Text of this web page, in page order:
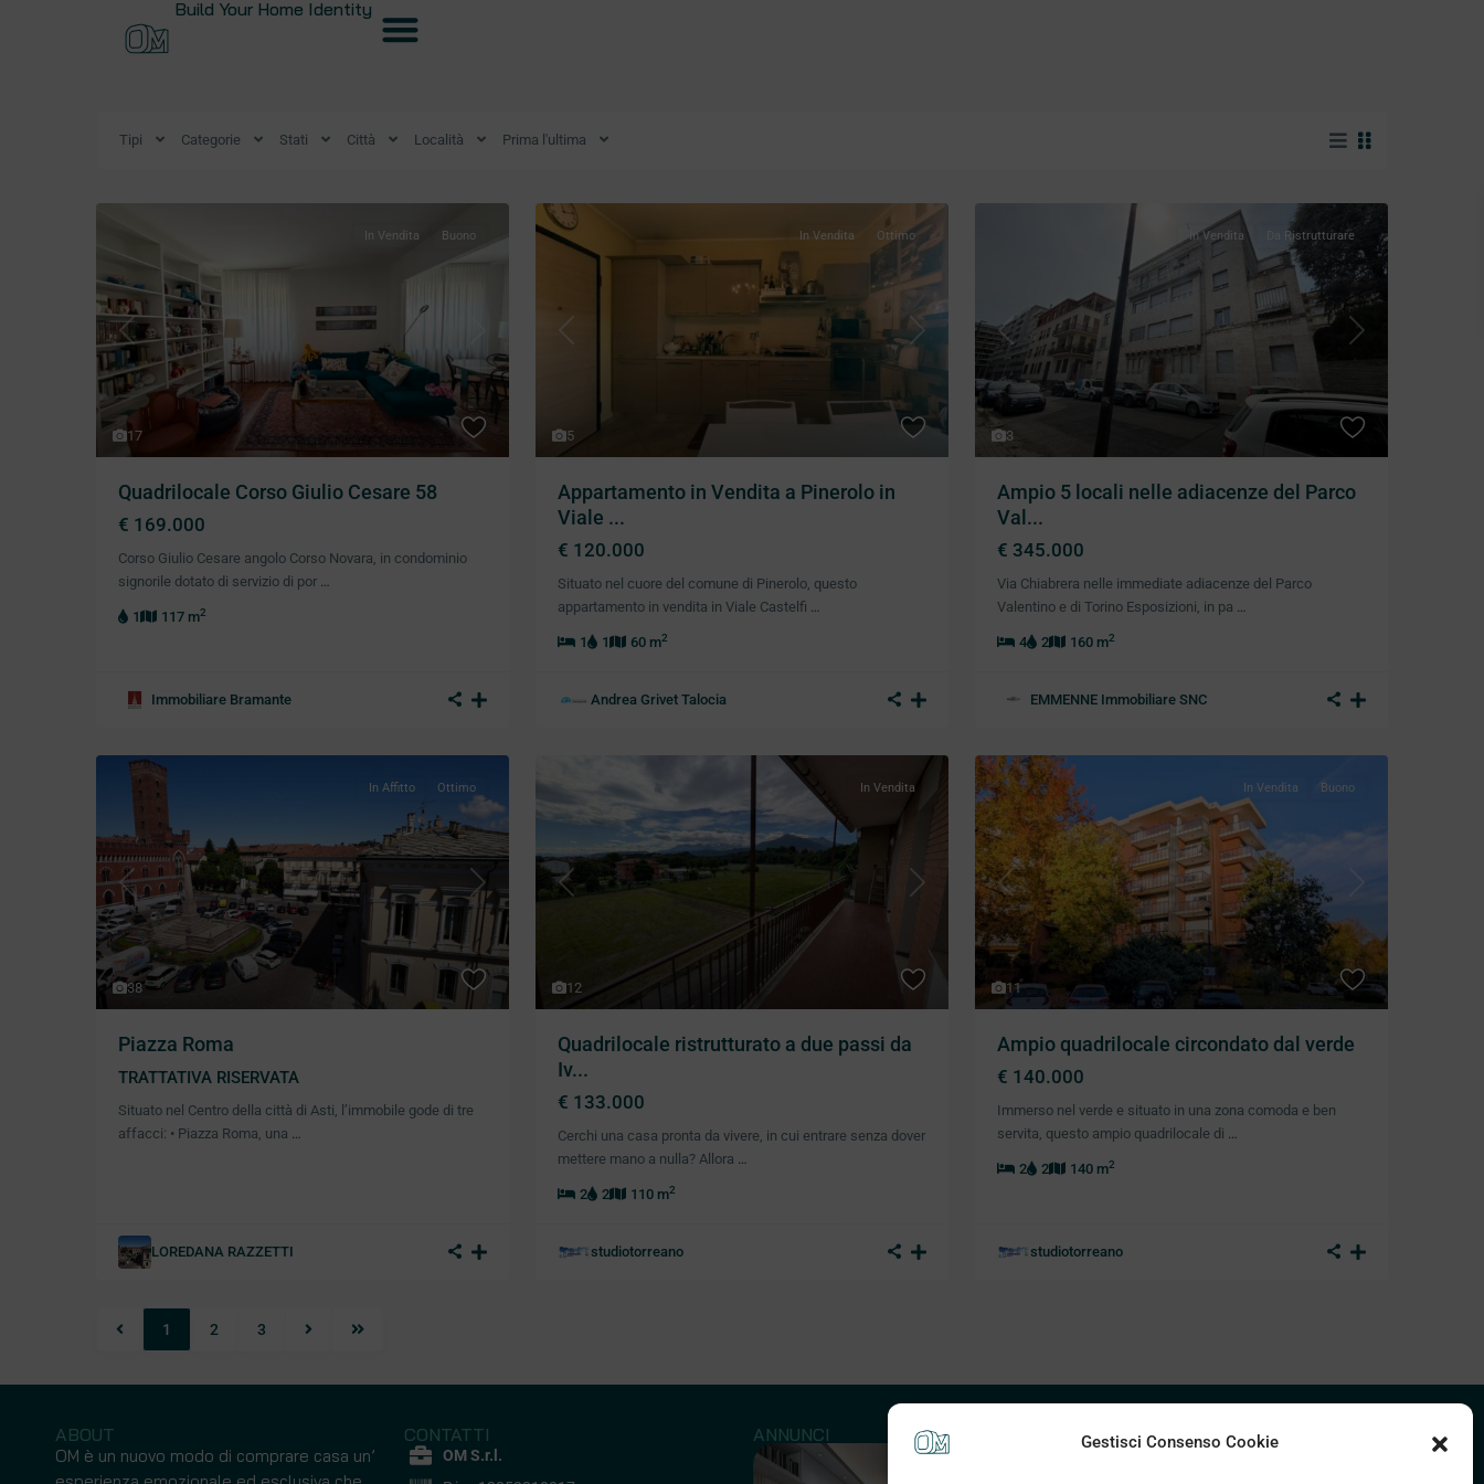
Gestisci Consenso Cookie
Build Your Home Identity
Tipi Categorie Stati Città Località Prima l'ultima
17
Previous
In Vendita Buono
Quadrilocale Corso Giulio Cesare 58
€ 169.000
Corso Giulio Cesare angolo Corso Novara, in condominio
signorile dotato di servizio di por …
1 117 m2
Immobiliare Bramante
5
Previous Next
In Vendita Ottimo
Appartamento in Vendita a Pinerolo in
Viale ...
€ 120.000
Situato nel cuore del comune di Pinerolo, questo
appartamento in vendita in Viale Castelfi …
1 1 60 m2
Andrea Grivet Talocia
3
Previous Next
In Vendita Da Ristrutturare
Ampio 5 locali nelle adiacenze del Parco
Val...
€ 345.000
Via Chiabrera nelle immediate adiacenze del Parco
Valentino e di Torino Esposizioni, in pa …
4 2 160 m2
EMMENNE Immobiliare SNC
38
Previous Next
In Affitto Ottimo
Piazza Roma
TRATTATIVA RISERVATA
Situato nel Centro della città di Asti, l’immobile gode di tre
affacci: • Piazza Roma, una …
LOREDANA RAZZETTI
12
Previous Next
In Vendita
Quadrilocale ristrutturato a due passi da
Iv...
€ 133.000
Cerchi una casa pronta da vivere, in cui entrare senza dover
mettere mano a nulla? Allora …
2 2 110 m2
studiotorreano
11
Previous
In Vendita Buono
Ampio quadrilocale circondato dal verde
€ 140.000
Immerso nel verde e situato in una zona comoda e ben
servita, questo ampio quadrilocale di …
2 2 140 m2
studiotorreano
1 2 3
ABOUT
OM è un nuovo modo di comprare casa un’
CONTATTI
OM S.r.l.
ANNUNCI